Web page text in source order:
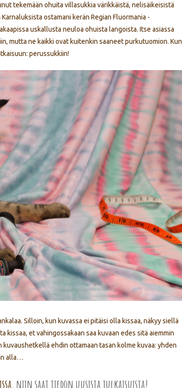
tekemään ohuita villasukkia värikkäistä, nelisäikeisistä
ostamani kerän Regian Fluormania -
uskallusta neuloa ohuista langoista. Itse asiassa
mutta ne kaikki ovat kuitenkin saaneet purkutuomion. Kun
perussukkiin!
Silloin, kun kuvassa ei pitäisi olla kissaa, näkyy siellä
kissaa, et vahingossakaan saa kuvaan edes sitä aiemmin
ehdin ottamaan tasan kolme kuvaa: yhden
alla…
, niin saat tiedon uusista julkaisuista!